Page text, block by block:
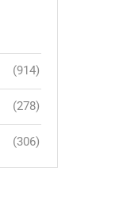
(914)
(278)
(306)